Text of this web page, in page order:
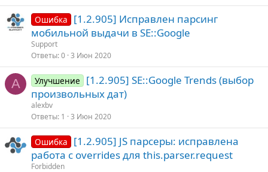
Ошибка
[1.2.905] Исправлен парсинг
мобильной выдачи в SE::Google
Support
Ответы 0 3 Июн 2020
A Улучшение
[1.2.905] SE::Google Trends (выбор
произвольных дат)
alexbv
Ответы 1 3 Июн 2020
Ошибка
[1.2.905] JS парсеры: исправлена
работа с overrides для this.parser.request
Forbidden